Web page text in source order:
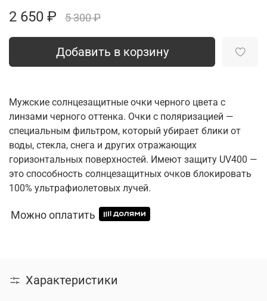
2 650 ₽ 5 300 ₽
Добавить в корзину
Мужские солнцезащитные очки черного цвета с
линзами черного оттенка. Очки с поляризацией —
специальным фильтром, который убирает блики от
воды, стекла, снега и других отражающих
горизонтальных поверхностей. Имеют защиту UV400 —
это способность солнцезащитных очков блокировать
100% ультрафиолетовых лучей.
Можно оплатить
Характеристики